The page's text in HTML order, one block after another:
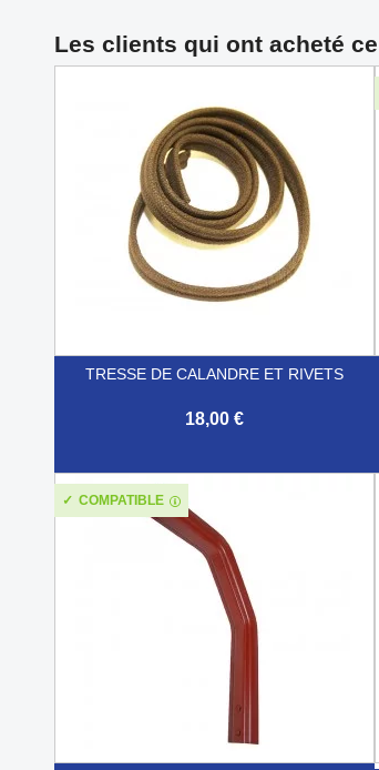
Les clients qui ont acheté
TRESSE DE CALANDRE ET RIVETS
18,00 €
Aperçu rapide
COMPATIBLE